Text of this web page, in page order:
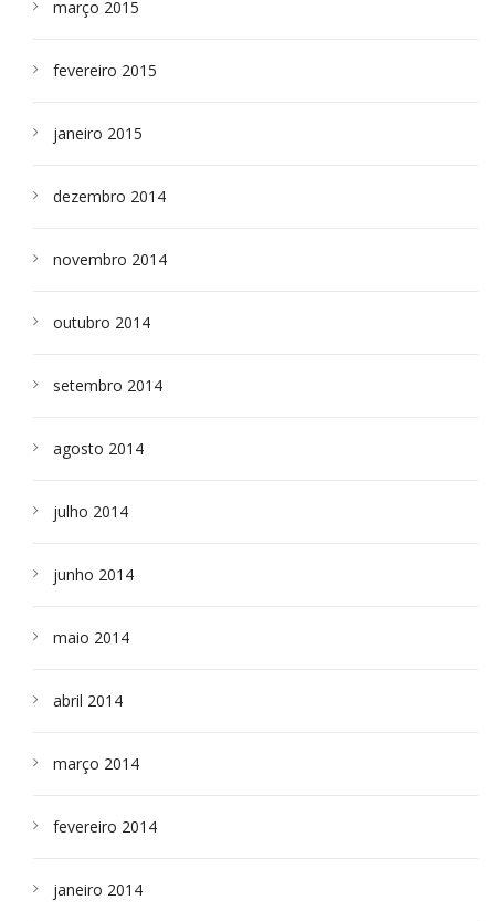
março 2015
fevereiro 2015
janeiro 2015
dezembro 2014
novembro 2014
outubro 2014
setembro 2014
agosto 2014
julho 2014
junho 2014
maio 2014
abril 2014
março 2014
fevereiro 2014
janeiro 2014